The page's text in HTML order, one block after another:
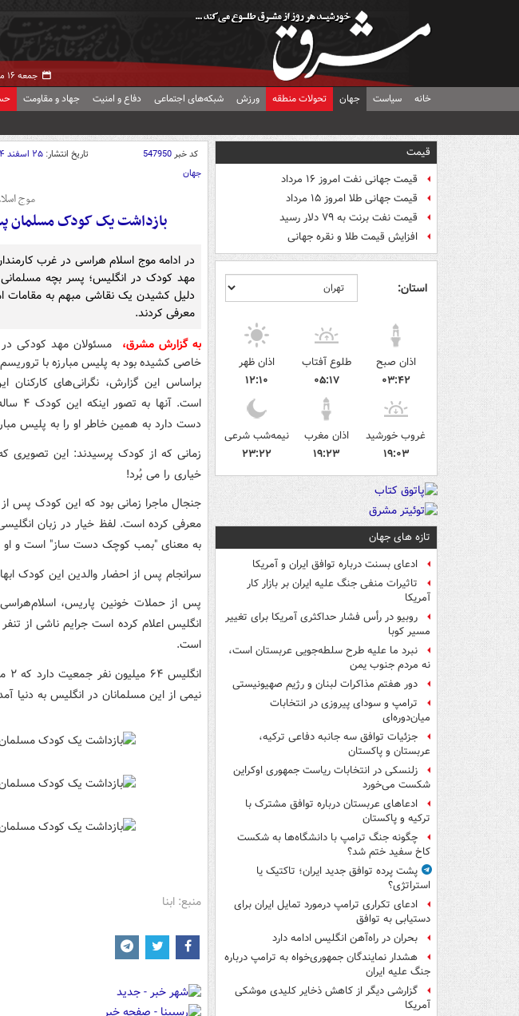
جمعه ۱۶ مرداد ۱۴۰۵ -
خانه سیاست جهان تحولات منطقه ورزش شبکه‌های اجتماعی دفاع و امنیت جهاد و مقاومت
قیمت
قیمت جهانی نفت امروز ۱۶ مرداد
قیمت جهانی طلا امروز ۱۵ مرداد
قیمت نفت برنت به ۷۹ دلار رسید
افزایش قیمت طلا و نقره جهانی
استان:
اذان صبح
۰۳:۴۲
طلوع آفتاب
۰۵:۱۷
اذان ظهر
۱۲:۱۰
غروب خورشید
۱۹:۰۳
اذان مغرب
۱۹:۲۳
نیمه‌شب شرعی
۲۳:۲۲
تازه های جهان
ادعای بسنت درباره توافق ایران و آمریکا
تاثیرات منفی جنگ علیه ایران بر بازار کار
آمریکا
روبیو در رأس فشار حداکثری آمریکا برای تغییر
مسیر کوبا
نبرد ما علیه طرح سلطه‌جویی عربستان است،
نه مردم جنوب یمن
دور هفتم مذاکرات لبنان و رژیم صهیونیستی
ترامپ و سودای پیروزی در انتخابات
میان‌دوره‌ای
جزئیات توافق سه جانبه دفاعی ترکیه،
عربستان و پاکستان
زلنسکی در انتخابات ریاست جمهوری اوکراین
شکست می‌خورد
ادعاهای عربستان درباره توافق مشترک با
ترکیه و پاکستان
چگونه جنگ ترامپ با دانشگاه‌ها به شکست
کاخ سفید ختم شد؟
پشت پرده توافق جدید ایران؛ تاکتیک یا
استراتژی؟
ادعای تکراری ترامپ درمورد تمایل ایران برای
دستیابی به توافق
بحران در راه‌آهن انگلیس ادامه دارد
هشدار نمایندگان جمهوری‌خواه به ترامپ درباره
جنگ علیه ایران
گزارشی دیگر از کاهش ذخایر کلیدی موشکی
آمریکا
کد خبر547950 تاریخ انتشار: ۲۵ اسفند ۱۳۹۴ - ۱۱:۵۲
جهان
موج
بازداشت یک کودک مسلمان
در ادامه موج اسلام هراسی در غرب
مهد کودک در انگلیس؛ پسر بچه مسلمانی
دلیل کشیدن یک نقاشی مبهم به مقامات
معرفی کردند.
به گزارش مشرق،
خاصی کشیده بود به پلیس مبارزه با
براساس این گزارش، نگرانی‌های
است.
دست دارد به همین خاطر او را به پلیس
زمانی که از کودک پرسیدند: این
خیاری را می بُرد!
جنجال ماجرا زمانی بود که این کودک پس
به معنای "بمب کوچک دست ساز" است و او
سرانجام پس از احضار والدین این کودک
پس از حملات خونین پاریس،
انگلیس اعلام کرده است جرایم ناشی از
است.
نیمی از این مسلمانان در انگلیس به دنیا
منبع: ابنا